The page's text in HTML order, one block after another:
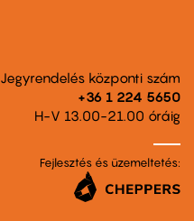
Jegyrendelés központi szám
+36 1 224 5650
H-V 13.00-21.00 óráig
Fejlesztés és üzemeltetés: